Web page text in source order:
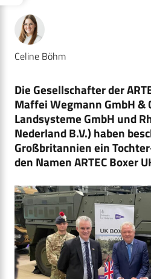
Celine Böhm
Die Gesellschafter der
Maffei Wegmann GmbH &
Landsysteme GmbH und
Nederland B.V.) haben
Großbritannien ein
den Namen ARTEC Boxer